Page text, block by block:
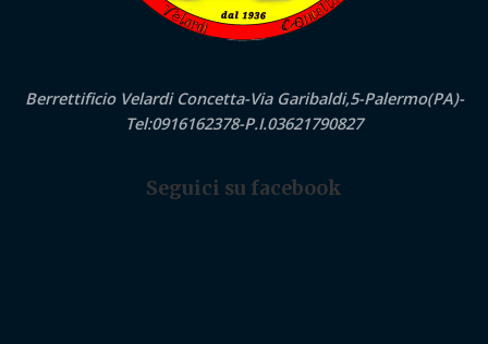
Berrettificio Velardi Concetta-Via Garibaldi,5-Palermo(PA)-
Tel:0916162378-P.I.03621790827
Seguici su facebook